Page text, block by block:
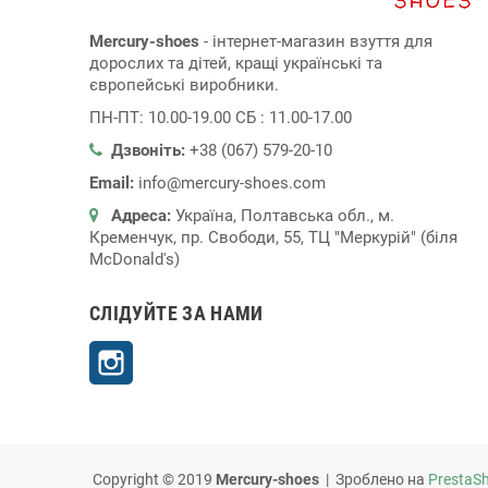
Mercury-shoes - інтернет-магазин взуття для
дорослих та дітей, кращі українські та
європейські виробники.
ПН-ПТ: 10.00-19.00 СБ : 11.00-17.00
Дзвоніть: +38 (067) 579-20-10
Email: info@mercury-shoes.com
Адреса: Україна, Полтавська обл., м.
Кременчук, пр. Свободи, 55, ТЦ "Меркурій" (біля
McDonald's)
СЛІДУЙТЕ ЗА НАМИ
Copyright © 2019 Mercury-shoes | Зроблено на